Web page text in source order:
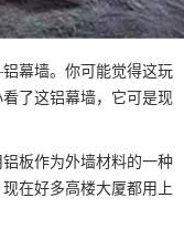
幕墙。你可能觉得这玩
了这铝幕墙，它可是现
板作为外墙材料的一种
在好多高楼大厦都用上